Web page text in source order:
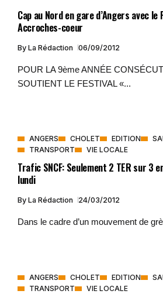
Cap au Nord en gare d’Angers avec le
Accroches-coeur
By La Rédaction 06/09/2012
POUR LA 9ème ANNÉE
SOUTIENT LE FESTIVAL «...
ANGERS CHOLET EDITION
TRANSPORT
VIE LOCALE
Trafic SNCF: Seulement 2 TER sur 3
lundi
By La Rédaction 24/03/2012
Dans le cadre d’un mouvement de
ANGERS CHOLET EDITION
TRANSPORT
VIE LOCALE